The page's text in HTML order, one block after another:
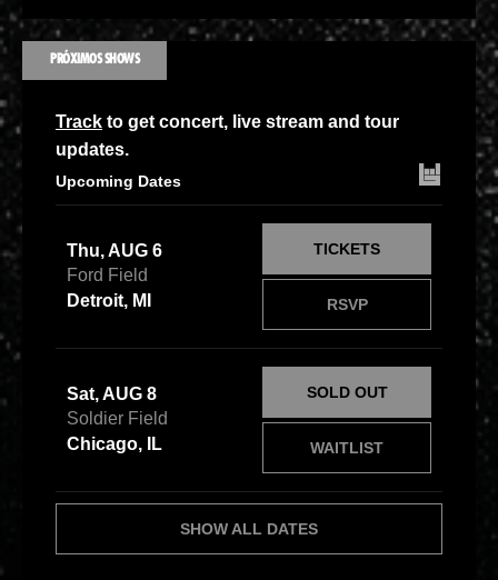
PRÓXIMOS SHOWS
Track to get concert, live stream and tour
updates.
Upcoming Dates
Thu, AUG 6
Ford Field
Detroit, MI
RSVP
TICKETS
Sat, AUG 8
Soldier Field
Chicago, IL
WAITLIST
SOLD OUT
SHOW ALL DATES